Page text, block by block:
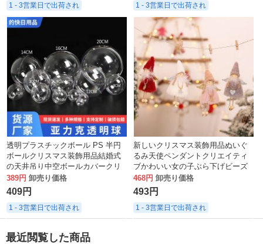
1 - 3営業日で出荷され 1 - 3営業日で出荷され
透明プラスチックボール PS 半円
ボールクリスマス装飾用品結婚式
の天井吊り中空ボールカバークリ
スマスボール
389円 卸売り価格
409円
1 - 3営業日で出荷され
新しいクリスマス装飾用品ぬいぐ
るみ天使ペンダントクリエイティ
ブかわいい女の子ぶら下げビーズ
人形子供のギフト
468円 卸売り価格
493円
1 - 3営業日で出荷され
最近閲覧した商品